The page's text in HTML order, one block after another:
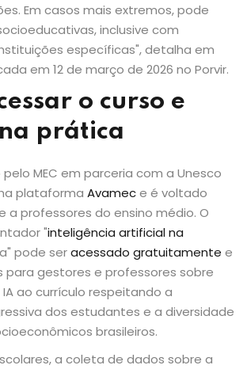
Em casos mais extremos, pode
inclusive com
específicas", detalha em
em 12 de março de 2026 no Porvir.
o curso e
prática
MEC em parceria com a Unesco
plataforma Avamece é voltado
a professores do ensino médio. O
"inteligência artificial na
pode seracessado gratuitamente e
para gestores e professores sobre
ao currículo respeitando a
dos estudantes e a diversidade
brasileiros.
a coleta de dados sobre a